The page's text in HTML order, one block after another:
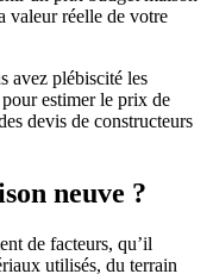
valeur réelle de votre
avez plébiscité les
estimer le prix de
devis de constructeurs
neuve ?
de facteurs, qu’il
utilisés, du terrain